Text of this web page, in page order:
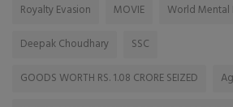
Royalty Evasion MOVIE
World Mental
Deepak Choudhary
SSC
GOODS WORTH RS. 1.08 CRORE SEIZED